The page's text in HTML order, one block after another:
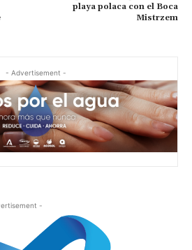
playa polaca con el Boca
Mistrzem
- Advertisement -
-